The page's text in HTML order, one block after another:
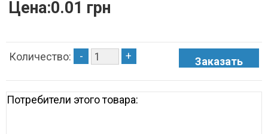
Цена:0.01 грн
Количество: - +
Потребители этого товара: